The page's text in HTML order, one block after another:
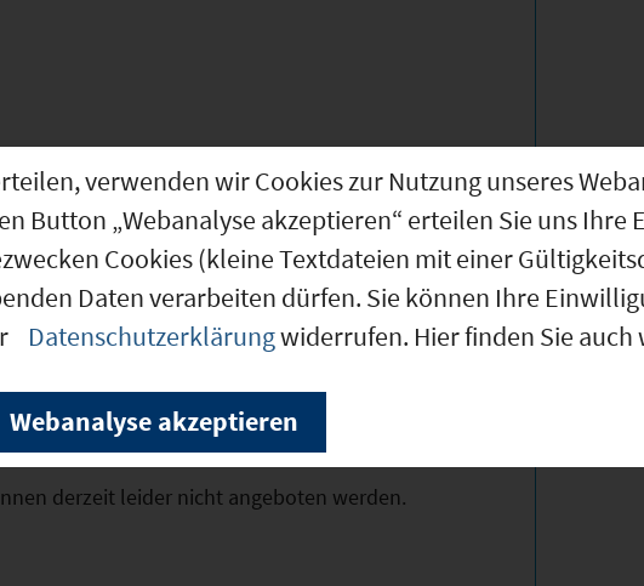
Fremdenverkehrsgemeinde der
Handwerks- und
wirtschaftliche Akteure: Die im
International GmbH & Co KG ist mit
und Reisebereich. Die
GmbH ist Nordbayerns größtes
mehr als 300 Mitarbeitern. Mit dem
steht das einzige Vier-Sterne-Haus
derzeit leider nicht angeboten werden.
verwenden wir Cookies zur Nutzung unseres
Button „Webanalyse akzeptieren“ erteilen Sie uns Ihre
Cookies (kleine Textdateien mit einer
Daten verarbeiten dürfen. Sie können Ihre
Datenschutzerklärungwiderrufen. Hier finden Sie
Webanalyse akzeptieren